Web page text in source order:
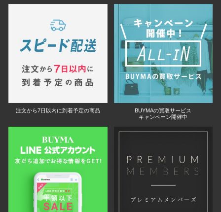
注文から7日以内に到着予定の商品
BUYMAの買取サービス
キャンペーン開催中